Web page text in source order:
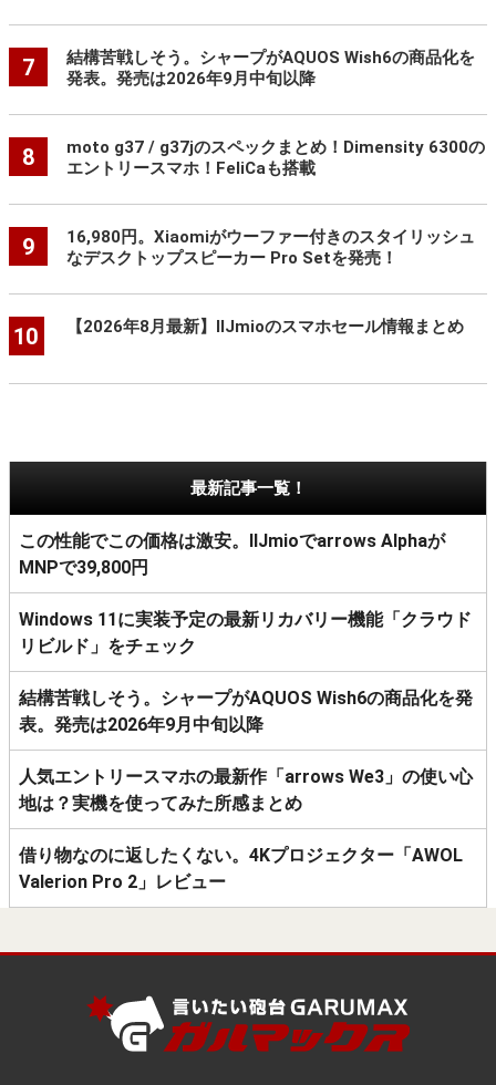
7
結構苦戦しそう。シャープがAQUOS Wish6の商品化を
発表。発売は2026年9月中旬以降
8
moto g37 / g37jのスペックまとめ！Dimensity 6300の
エントリースマホ！FeliCaも搭載
9
16,980円。Xiaomiがウーファー付きのスタイリッシュ
なデスクトップスピーカー Pro Setを発売！
10 【2026年8月最新】IIJmioのスマホセール情報まとめ
最新記事一覧！
この性能でこの価格は激安。IIJmioでarrows Alphaが
MNPで39,800円
Windows 11に実装予定の最新リカバリー機能「クラウド
リビルド」をチェック
結構苦戦しそう。シャープがAQUOS Wish6の商品化を発
表。発売は2026年9月中旬以降
人気エントリースマホの最新作「arrows We3」の使い心
地は？実機を使ってみた所感まとめ
借り物なのに返したくない。4Kプロジェクター「AWOL
Valerion Pro 2」レビュー